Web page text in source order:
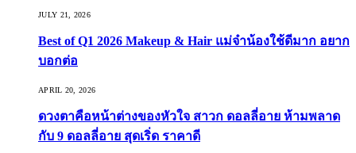
JULY 21, 2026
Best of Q1 2026 Makeup & Hair แม่จ๋าน้องใช้ดีมาก อยาก
บอกต่อ
APRIL 20, 2026
ดวงตาคือหน้าต่างของหัวใจ สาวก ดอลลี่อาย ห้ามพลาด
กับ 9 ดอลลี่อาย สุดเริ่ด ราคาดี